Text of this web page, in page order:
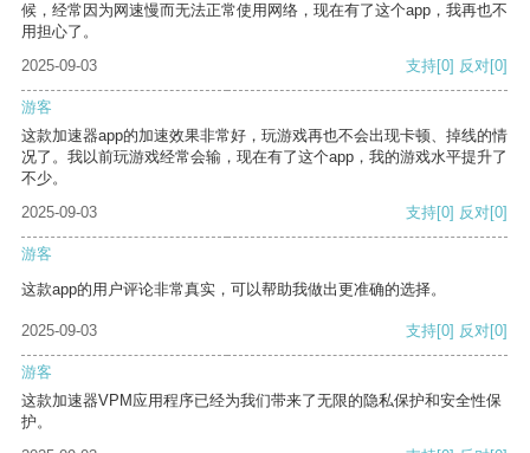
候，经常因为网速慢而无法正常使用网络，现在有了这个app，我再也不
用担心了。
2025-09-03
支持[0] 反对[0]
游客
这款加速器app的加速效果非常好，玩游戏再也不会出现卡顿、掉线的情
况了。我以前玩游戏经常会输，现在有了这个app，我的游戏水平提升了
不少。
2025-09-03
支持[0] 反对[0]
游客
这款app的用户评论非常真实，可以帮助我做出更准确的选择。
2025-09-03 支持[0] 反对[0]
游客
这款加速器VPM应用程序已经为我们带来了无限的隐私保护和安全性保
护。